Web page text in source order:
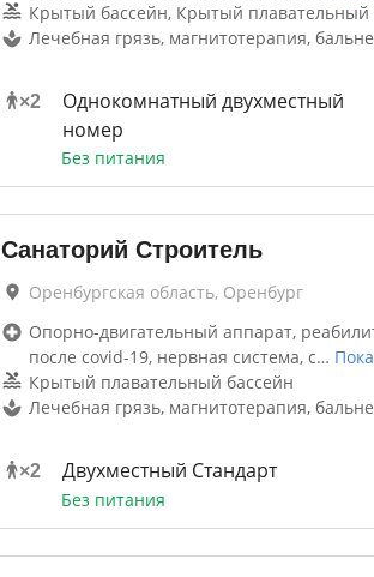
Крытый бассейн, Крытый плавательный
Лечебная грязь, магнитотерапия,
×2
Однокомнатный двухместный
номер
Без питания
Санаторий Строитель
Оренбургская область, Оренбург
Опорно-двигательный аппарат,
после covid-19, нервная система, с…
Крытый плавательный бассейн
Лечебная грязь, магнитотерапия,
×2 Двухместный Стандарт
Без питания